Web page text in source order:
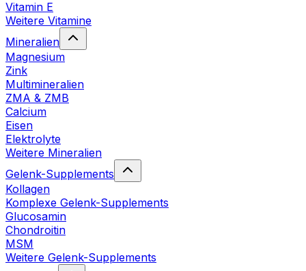
Vitamin E
Weitere Vitamine
Mineralien
Magnesium
Zink
Multimineralien
ZMA & ZMB
Calcium
Eisen
Elektrolyte
Weitere Mineralien
Gelenk-Supplements
Kollagen
Komplexe Gelenk-Supplements
Glucosamin
Chondroitin
MSM
Weitere Gelenk-Supplements